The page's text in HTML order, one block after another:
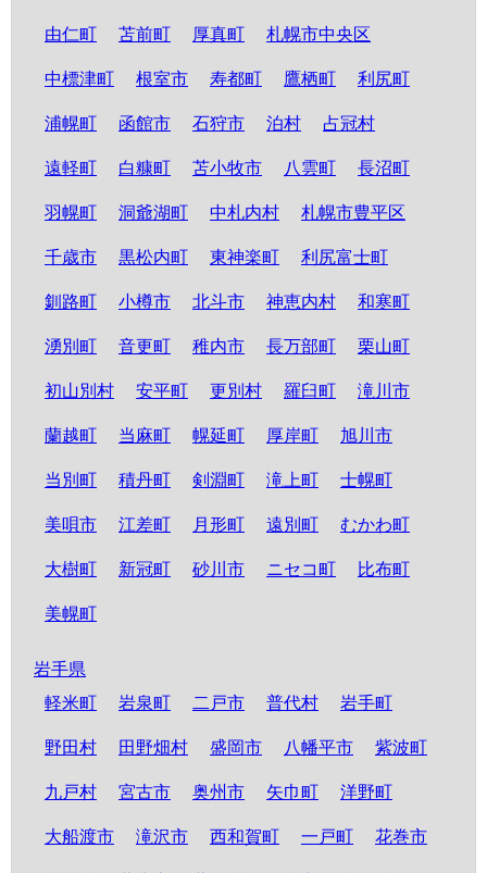
由仁町 苫前町 厚真町 札幌市中央区
中標津町 根室市 寿都町 鷹栖町 利尻町
浦幌町 函館市 石狩市 泊村 占冠村
遠軽町 白糠町 苫小牧市 八雲町 長沼町
羽幌町 洞爺湖町 中札内村 札幌市豊平区
千歳市 黒松内町 東神楽町 利尻富士町
釧路町 小樽市 北斗市 神恵内村 和寒町
湧別町 音更町 稚内市 長万部町 栗山町
初山別村 安平町 更別村 羅臼町 滝川市
蘭越町 当麻町 幌延町 厚岸町 旭川市
当別町 積丹町 剣淵町 滝上町 士幌町
美唄市 江差町 月形町 遠別町 むかわ町
大樹町 新冠町 砂川市 ニセコ町 比布町
美幌町
岩手県
軽米町
岩泉町 二戸市 普代村 岩手町
野田村 田野畑村 盛岡市 八幡平市 紫波町
九戸村 宮古市 奥州市 矢巾町 洋野町
大船渡市 滝沢市 西和賀町 一戸町 花巻市